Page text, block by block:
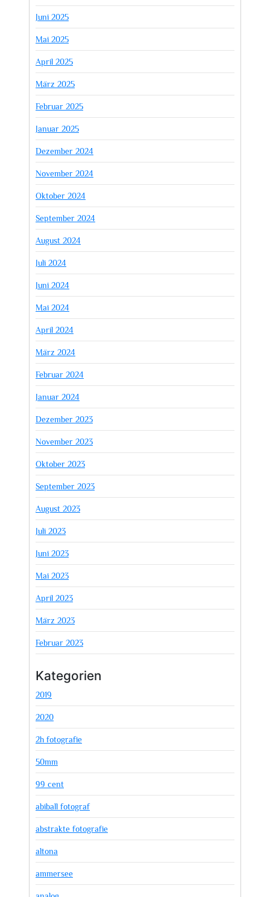
Juni 2025
Mai 2025
April 2025
März 2025
Februar 2025
Januar 2025
Dezember 2024
November 2024
Oktober 2024
September 2024
August 2024
Juli 2024
Juni 2024
Mai 2024
April 2024
März 2024
Februar 2024
Januar 2024
Dezember 2023
November 2023
Oktober 2023
September 2023
August 2023
Juli 2023
Juni 2023
Mai 2023
April 2023
März 2023
Februar 2023
Kategorien
2019
2020
2h fotografie
50mm
99 cent
abiball fotograf
abstrakte fotografie
altona
ammersee